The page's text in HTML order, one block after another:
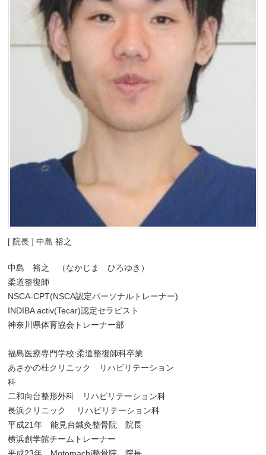
[ 院長 ] 中島 裕之
中島 裕之 （なかじま ひろゆき）
柔道整復師
NSCA-CPT(NSCA認定パーソナルトレーナー)
INDIBA activ(Tecar)認定セラピスト
神奈川県体育協会トレーナー部
福島医療専門学校:柔道整復師科卒業
あさかの杜クリニック リハビリテーション
科
二和向台整形外科 リハビリテーション科
長浜クリニック リハビリテーション科
平成21年 能見台鍼灸整骨院 院長
横浜創学館チームトレーナー